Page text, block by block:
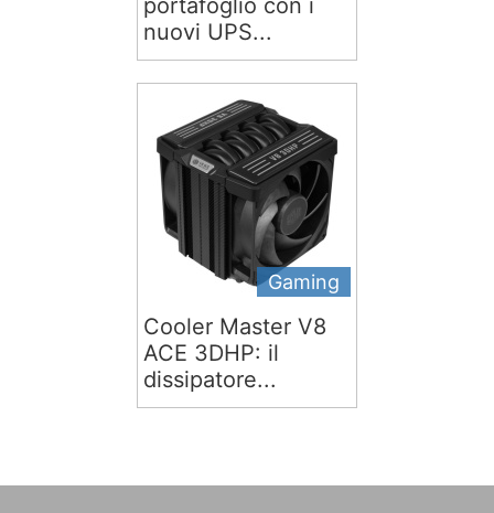
portafoglio con i
nuovi UPS...
Gaming
Cooler Master V8
ACE 3DHP: il
dissipatore...